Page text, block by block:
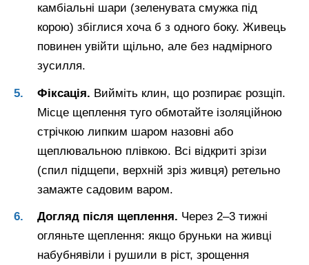
камбіальні шари (зеленувата смужка під
корою) збіглися хоча б з одного боку. Живець
повинен увійти щільно, але без надмірного
зусилля.
Фіксація. Вийміть клин, що розпирає розщіп.
Місце щеплення туго обмотайте ізоляційною
стрічкою липким шаром назовні або
щеплювальною плівкою. Всі відкриті зрізи
(спил підщепи, верхній зріз живця) ретельно
замажте садовим варом.
Догляд після щеплення. Через 2–3 тижні
огляньте щеплення: якщо бруньки на живці
набубнявіли і рушили в ріст, зрощення